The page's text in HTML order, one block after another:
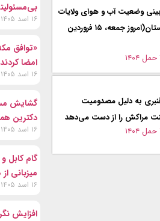
وضعیت آب و هوای ولایات
افغانستان(امروز جمعه، ۱۵ فروردین
به دلیل مصدومیت
مراکش را از دست می‌دهد
۱۶ اسد ۱۴۰۵
«توافق
امضا کردند
۱۶ اسد ۱۴۰۵
گشایش
دکترین
۱۶ اسد ۱۴۰۵
گام کابل
میزبانی از هیئت ۱۰۰
۱۶ اسد ۱۴۰۵